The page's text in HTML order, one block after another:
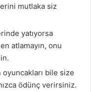
mutlaka siz
yatıyorsa
atlamayın, onu
bile size
ödünç verirsiniz.